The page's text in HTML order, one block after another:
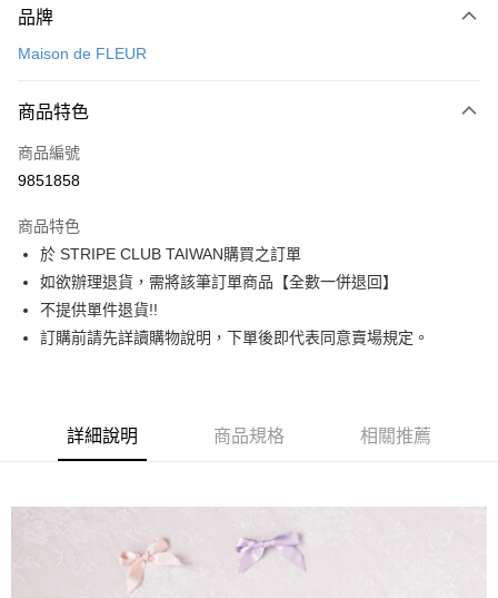
信用卡一次付款
3 期 0 利率 每期
合作金庫商業銀行
上海商業儲蓄銀行
臺灣中小企業銀行
匯豐（台灣）商業銀行
華泰商業銀行
聯邦商業銀行
遠東國際商業銀行
元大商業銀行
玉山商業銀行
星展（台灣）商業銀行
超商取貨付款
LINE Pay
Apple Pay
街口支付
悠遊付
相關說明
【大哥付你分期使用說明】
流程，驗證手機門號後，選擇欲分期的期數、繳款截止日，確認付款後即完
3.實際核准額度、可分期數及費用金額請依後續交易確認頁面所載為準。
4.訂單成立30分鐘內，如未前往確認交易或遇審核未通過，訂單將自動取
消。如遇「轉專審核」未通過狀況，表示未達大哥付你分期系統評分，恕無
AFTEE先享後付
AFTEE先享後付是「在收到商品之後才付款」的支付方式。 讓您購物簡單
１．簡單：不需註冊會員、不需綁卡、不需儲值。
品牌
Maison de FLEUR
商品特色
商品編號
9851858
商品特色
於 STRIPE CLUB TAIWAN購買之訂單
如欲辦理退貨，需將該筆訂單商品【全數一併退回】
不提供單件退貨!!
訂購前請先詳讀購物說明，下單後即代表同意賣場規定。
詳細說明 商品規格 相關推薦